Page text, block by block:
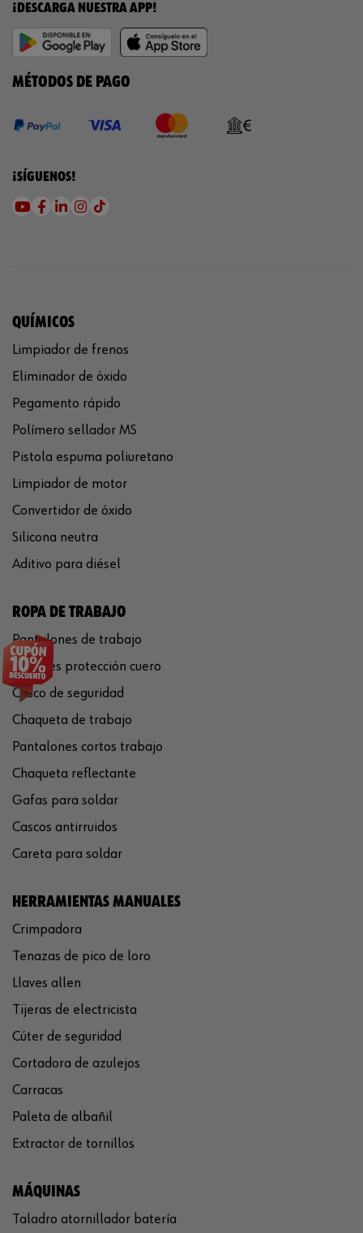
¡DESCARGA NUESTRA APP!
MÉTODOS DE PAGO
¡SÍGUENOS!
QUÍMICOS
Limpiador de frenos
Eliminador de óxido
Pegamento rápido
Polímero sellador MS
Pistola espuma poliuretano
Limpiador de motor
Convertidor de óxido
Silicona neutra
Aditivo para diésel
ROPA DE TRABAJO
Pantalones de trabajo
Guantes protección cuero
Casco de seguridad
Chaqueta de trabajo
Pantalones cortos trabajo
Chaqueta reflectante
Gafas para soldar
Cascos antirruidos
Careta para soldar
HERRAMIENTAS MANUALES
Crimpadora
Tenazas de pico de loro
Llaves allen
Tijeras de electricista
Cúter de seguridad
Cortadora de azulejos
Carracas
Paleta de albañil
Extractor de tornillos
MÁQUINAS
Taladro atornillador batería